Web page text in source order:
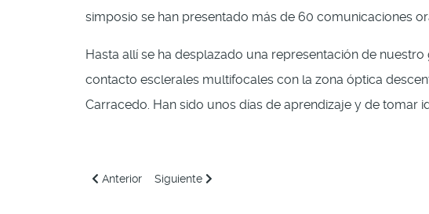
simposio se han presentado más de 60 comunicaciones
Hasta allí se ha desplazado una representación de
contacto esclerales multifocales con la zona óptica
Carracedo. Han sido unos días de aprendizaje y de tomar
Artículo anterior: Investidura a Doctor de María Serramito
Anterior Artículo siguiente: Los doctorandos del grupo
Siguiente